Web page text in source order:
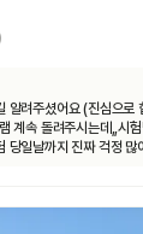
알려주셨어요 (진심으로
계속 돌려주시는데,,시
당일날까지 진짜 걱정 많